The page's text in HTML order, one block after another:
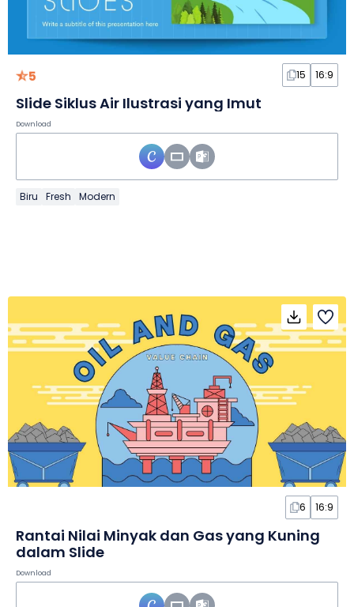
5 15 16:9
Slide Siklus Air Ilustrasi yang Imut
Download
Biru Fresh Modern
6 16:9
Rantai Nilai Minyak dan Gas yang Kuning
dalam Slide
Download